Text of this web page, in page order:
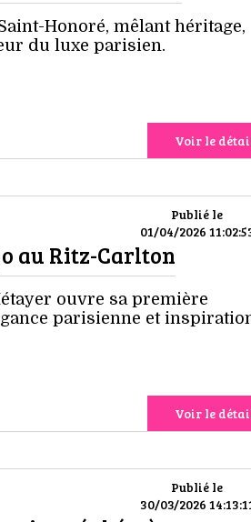
Honoré, mêlant héritage,
du luxe parisien.
Voir le
Publié le
01/04/2026
au Ritz-Carlton
ouvre sa première
parisienne et
Voir le
Publié le
30/03/2026